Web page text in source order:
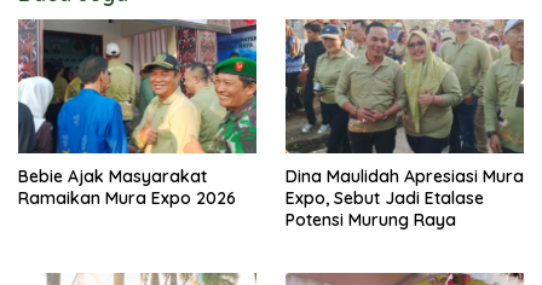
Bebie Ajak Masyarakat
Ramaikan Mura Expo 2026
Dina Maulidah Apresiasi Mura
Expo, Sebut Jadi Etalase
Potensi Murung Raya